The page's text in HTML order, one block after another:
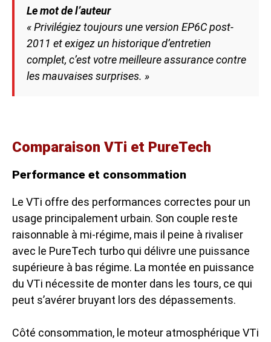
Le mot de l’auteur
« Privilégiez toujours une version EP6C post-
2011 et exigez un historique d’entretien
complet, c’est votre meilleure assurance contre
les mauvaises surprises. »
Comparaison VTi et PureTech
Performance et consommation
Le VTi offre des performances correctes pour un
usage principalement urbain. Son couple reste
raisonnable à mi-régime, mais il peine à rivaliser
avec le PureTech turbo qui délivre une puissance
supérieure à bas régime. La montée en puissance
du VTi nécessite de monter dans les tours, ce qui
peut s’avérer bruyant lors des dépassements.
Côté consommation, le moteur atmosphérique VTi